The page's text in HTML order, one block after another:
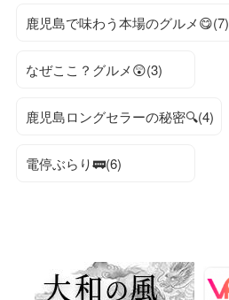
鹿児島で味わう本場のグルメ😋(7)
なぜここ？グルメ😲(3)
鹿児島ロングセラーの秘密🔍(4)
電停ぶらり🚃(6)